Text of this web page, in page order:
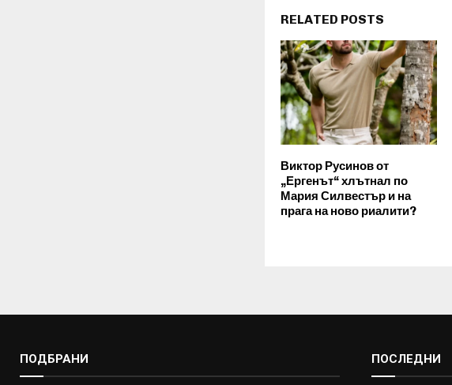
RELATED POSTS
Виктор Русинов от
„Ергенът“ хлътнал по
Мария Силвестър и на
прага на ново риалити?
ПОДБРАНИ ПОСЛЕДНИ